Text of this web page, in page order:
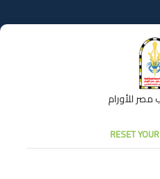
للأورام
RESET